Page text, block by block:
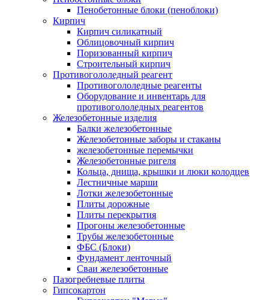
Пенобетонные блоки (пеноблоки)
Кирпич
Кирпич силикатный
Облицовочный кирпич
Поризованный кирпич
Строительный кирпич
Противогололедный реагент
Противогололедные реагенты
Оборудование и инвентарь для
противогололедных реагентов
Железобетонные изделия
Балки железобетонные
Железобетонные заборы и стаканы
железобетонные перемычки
Железобетонные ригеля
Кольца, днища, крышки и люки колодцев
Лестничные марши
Лотки железобетонные
Плиты дорожные
Плиты перекрытия
Прогоны железобетонные
Трубы железобетонные
ФБС (Блоки)
Фундамент ленточный
Сваи железобетонные
Пазогребневые плиты
Гипсокартон